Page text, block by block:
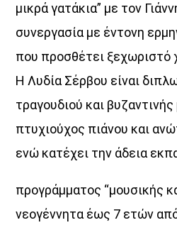
μικρά γατάκια” με τον
συνεργασία με έντονη
που προσθέτει ξεχωριστό
Η Λυδία Σέρβου είναι
τραγουδιού και
πτυχιούχος πιάνου και
ενώ κατέχει την άδεια
προγράμματος “μουσικής
νεογέννητα έως 7 ετών